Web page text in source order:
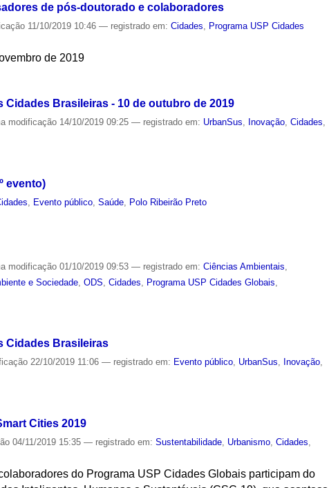
de pós-doutorado e colaboradores
11/10/2019 10:46— registrado em:Cidades, Programa USP Cidades
de 2019
Brasileiras - 10 de outubro de 2019
modificação 14/10/2019 09:25— registrado em: UrbanSus, Inovação,Cidades,
evento)
Evento público ,Saúde Polo Ribeirão Preto
modificação 01/10/2019 09:53— registrado em:Ciências Ambientais
e Sociedade ,ODS ,Cidades Programa USP Cidades Globais
Cidades Brasileiras
22/10/2019 11:06— registrado em: Evento público, UrbanSus, Inovação,
Cities 2019
04/11/2019 15:35— registrado em:Sustentabilidade Urbanismo ,Cidades
do Programa USP Cidades Globais participam do